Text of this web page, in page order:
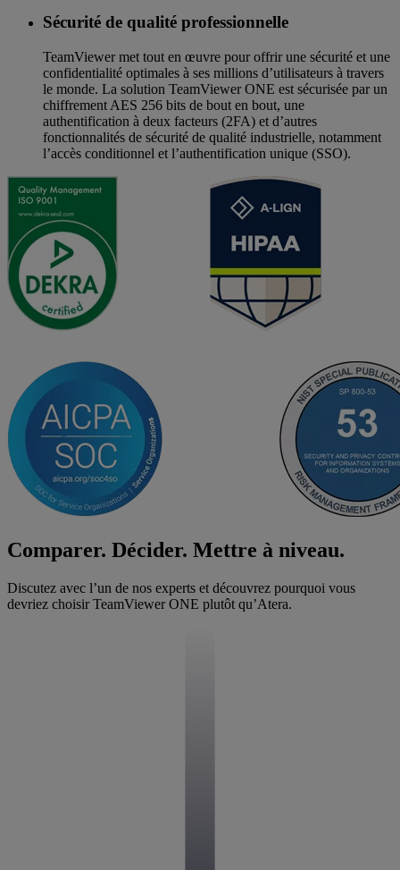
Sécurité de qualité professionnelle
TeamViewer met tout en œuvre pour offrir une sécurité et une
confidentialité optimales à ses millions d’utilisateurs à travers
le monde. La solution TeamViewer ONE est sécurisée par un
chiffrement AES 256 bits de bout en bout, une
authentification à deux facteurs (2FA) et d’autres
fonctionnalités de sécurité de qualité industrielle, notamment
l’accès conditionnel et l’authentification unique (SSO).
Comparer. Décider. Mettre à niveau.
Discutez avec l’un de nos experts et découvrez pourquoi vous
devriez choisir TeamViewer ONE plutôt qu’Atera.